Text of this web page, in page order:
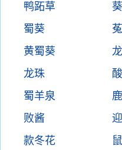
鸭跖草
葵
蜀葵
黄蜀葵
龙珠
蜀羊泉
败酱
款冬花